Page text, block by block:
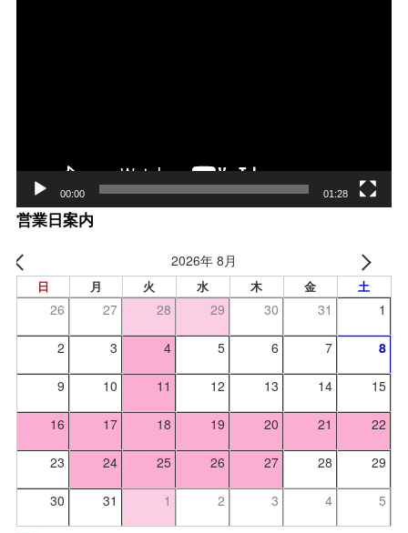
00:00 01:28
営業日案内
2026年 8月
日 月 火 水 木 金 土
26 27 28 29 30 31 1
2 3 4 5 6 7 8
9 10 11 12 13 14 15
16 17 18 19 20 21 22
23 24 25 26 27 28 29
30 31 1 2 3 4 5